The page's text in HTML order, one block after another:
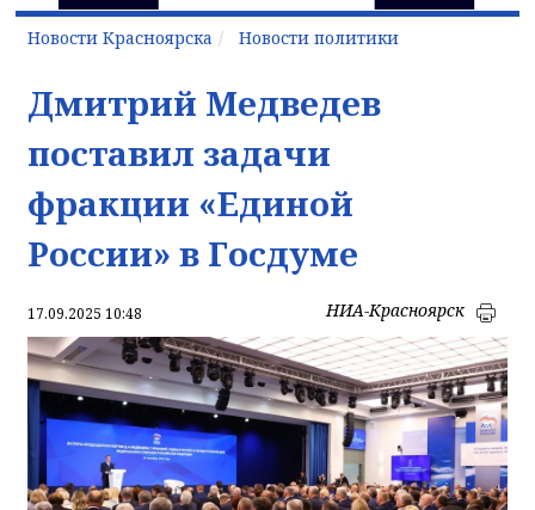
Новости Красноярска Новости политики
Дмитрий Медведев
поставил задачи
фракции «Единой
России» в Госдуме
17.09.2025 10:48 НИА-Красноярск